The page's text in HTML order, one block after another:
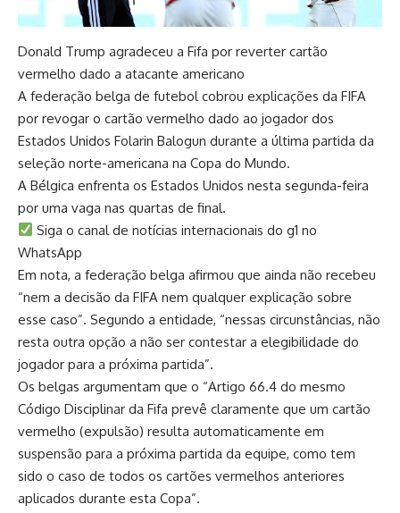
Donald Trump agradeceu a Fifa por reverter cartão
vermelho dado a atacante americano
A federação belga de futebol cobrou explicações da FIFA
por revogar o cartão vermelho dado ao jogador dos
Estados Unidos Folarin Balogun durante a última partida da
seleção norte-americana na Copa do Mundo.
A Bélgica enfrenta os Estados Unidos nesta segunda-feira
por uma vaga nas quartas de final.
Siga o canal de notícias internacionais do g1 no
WhatsApp
Em nota, a federação belga afirmou que ainda não recebeu
“nem a decisão da FIFA nem qualquer explicação sobre
esse caso”. Segundo a entidade, “nessas circunstâncias, não
resta outra opção a não ser contestar a elegibilidade do
jogador para a próxima partida”.
Os belgas argumentam que o “Artigo 66.4 do mesmo
Código Disciplinar da Fifa prevê claramente que um cartão
vermelho (expulsão) resulta automaticamente em
suspensão para a próxima partida da equipe, como tem
sido o caso de todos os cartões vermelhos anteriores
aplicados durante esta Copa”.